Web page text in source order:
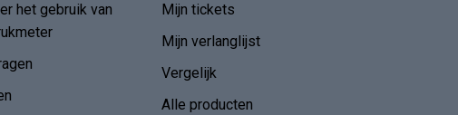
het gebruik van
Mijn tickets
Mijn verlanglijst
Vergelijk
Alle producten